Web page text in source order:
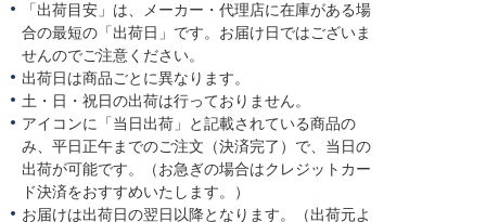
「出荷目安」は、メーカー・代理店に在庫がある場
合の最短の「出荷日」です。お届け日ではございま
せんのでご注意ください。
出荷日は商品ごとに異なります。
土・日・祝日の出荷は行っておりません。
アイコンに「当日出荷」と記載されている商品の
み、平日正午までのご注文（決済完了）で、当日の
出荷が可能です。（お急ぎの場合はクレジットカー
ド決済をおすすめいたします。）
お届けは出荷日の翌日以降となります。（出荷元よ